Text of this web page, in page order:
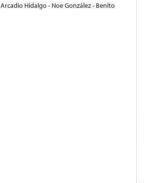
Arcadio Hidalgo - Noe González - Benito